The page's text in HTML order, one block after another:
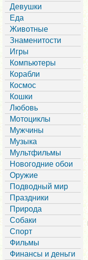
Девушки
Еда
Животные
Знаменитости
Игры
Компьютеры
Корабли
Космос
Кошки
Любовь
Мотоциклы
Мужчины
Музыка
Мультфильмы
Новогодние обои
Оружие
Подводный мир
Праздники
Природа
Собаки
Спорт
Фильмы
Финансы и деньги